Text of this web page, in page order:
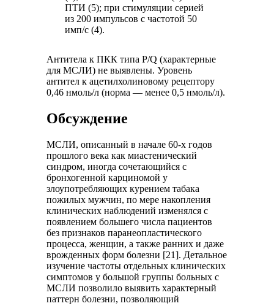
ПТИ (5); при стимуляции серией
из 200 импульсов с частотой 50
имп/с (4).
Антитела к ПКК типа P/Q (характерные
для МСЛИ) не выявлены. Уровень
антител к ацетилхолиновому рецептору
0,46 нмоль/л (норма — менее 0,5 нмоль/л).
Обсуждение
МСЛИ, описанный в начале 60-х годов
прошлого века как миастенический
синдром, иногда сочетающийся с
бронхогенной карциномой у
злоупотребляющих курением табака
пожилых мужчин, по мере накопления
клинических наблюдений изменялся с
появлением большего числа пациентов
без признаков паранеопластического
процесса, женщин, а также ранних и даже
врожденных форм болезни [21]. Детальное
изучение частоты отдельных клинических
симптомов у большой группы больных с
МСЛИ позволило выявить характерный
паттерн болезни, позволяющий